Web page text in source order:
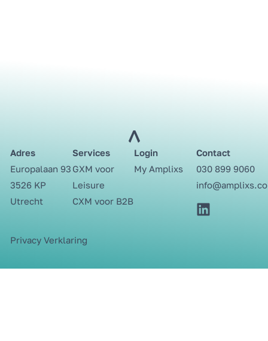
Adres
Europalaan 93
3526 KP
Utrecht
Services
GXM voor
Leisure
CXM voor B2B
Login
My Amplixs
Contact
030 899 9060⁩
Privacy Verklaring